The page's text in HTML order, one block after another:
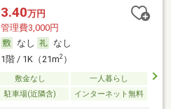
3.40万円
管理費3,000円
なし
なし
1階 / 1K（21m2）
敷金なし
一人暮らし
駐車場(近隣含) インターネット無料